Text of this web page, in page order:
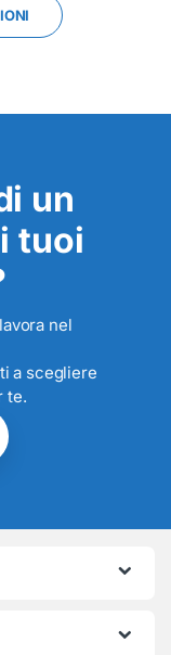
un
tuoi
nel
a scegliere
te.